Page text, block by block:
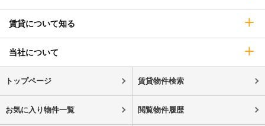
賃貸について知る
当社について
トップページ 賃貸物件検索
お気に入り物件一覧 閲覧物件履歴